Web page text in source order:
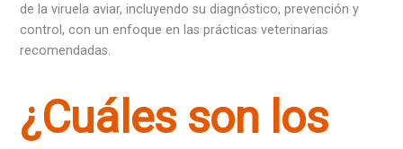
de la viruela aviar, incluyendo su diagnóstico, prevención y
control, con un enfoque en las prácticas veterinarias
recomendadas.
¿Cuáles son los